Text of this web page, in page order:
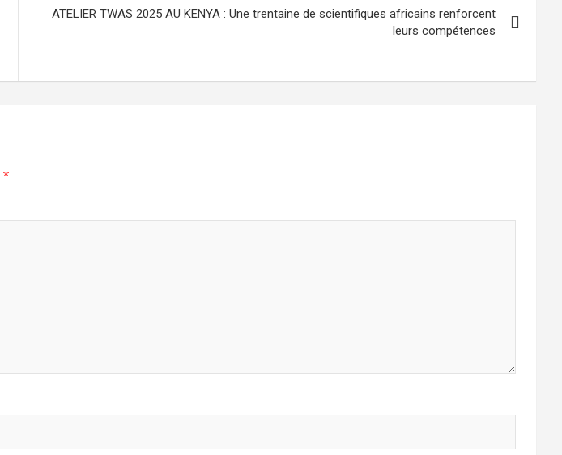
ATELIER TWAS 2025 AU KENYA : Une trentaine de scientifiques africains renforcent
leurs compétences
*